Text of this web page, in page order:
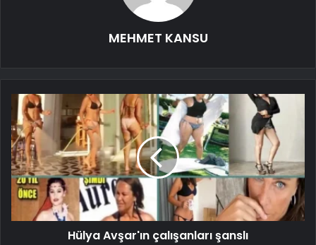
MEHMET KANSU
Hülya Avşar'ın çalışanları şanslı